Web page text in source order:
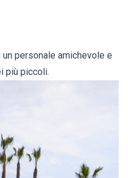
personale amichevole e
più piccoli.